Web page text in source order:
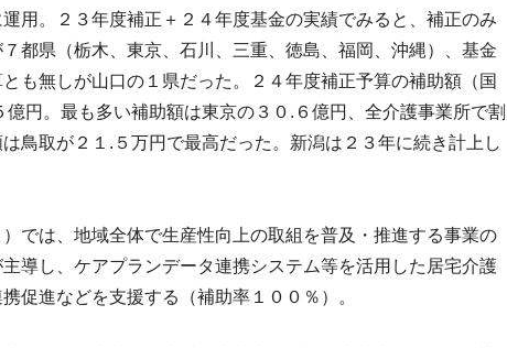
用。２３年度補正＋２４年度基金の実績でみると、補正のみ
都県（栃木、東京、石川、三重、徳島、福岡、沖縄）、基金
も無しが山口の１県だった。２４年度補正予算の補助額（国
円。最も多い補助額は東京の３０.６億円、全介護事業所で割
鳥取が２１.５万円で最高だった。新潟は２３年に続き計上し
では、地域全体で生産性向上の取組を普及・推進する事業の
導し、ケアプランデータ連携システム等を活用した居宅介護
促進などを支援する（補助率１００％）。